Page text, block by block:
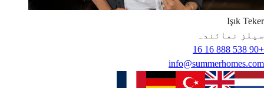
Işık Teker
سیلز نمائندہ
+90 538 888 16 16
info@summerhomes.com